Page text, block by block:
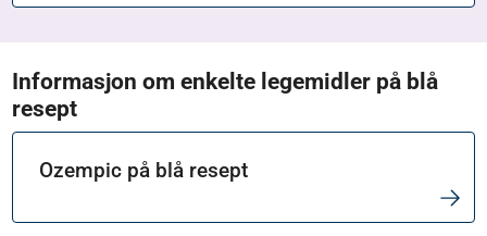
Informasjon om enkelte legemidler på blå
resept
Ozempic på blå resept